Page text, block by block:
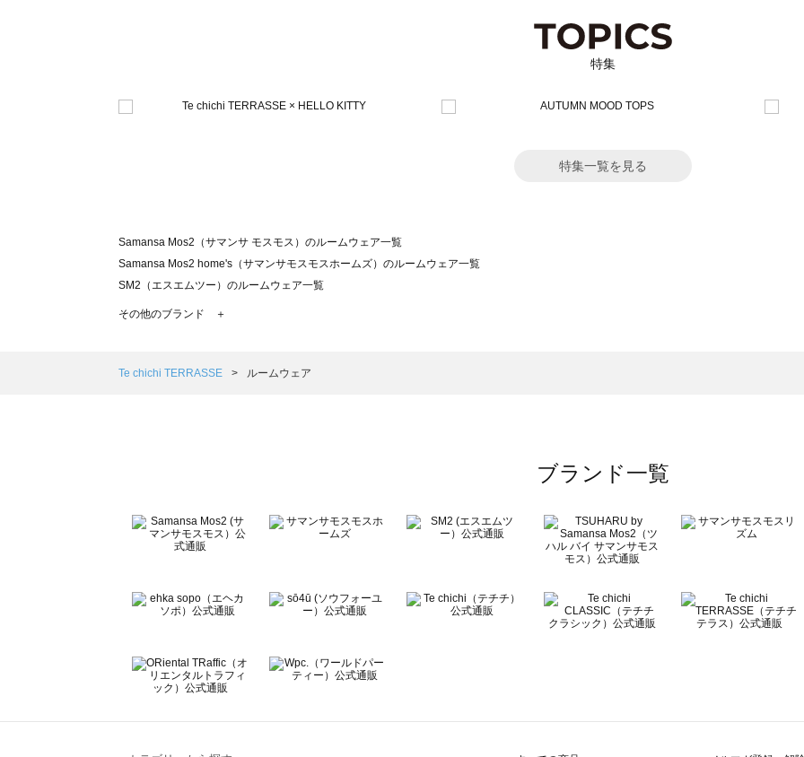
特集
特集一覧を見る
Samansa Mos2（サマンサ モスモス）のルームウェア一覧
Samansa Mos2 home's（サマンサモスモスホームズ）のルームウェア一覧
SM2（エスエムツー）のルームウェア一覧
TSUHARU by Samansa Mos2（ツハルバイサマンサモスモス）のルームウェア一覧
Samansa Mos2 Lagom（サマンサモスモス ラーゴム）のルームウェア一覧
BETTY'S BLUE（べティーズブルー）のルームウェア一覧
Wpc.（ワールドパーティー）のルームウェア一覧
その他のブランド ＋
Te chichi TERRASSE ルームウェア
ブランド一覧